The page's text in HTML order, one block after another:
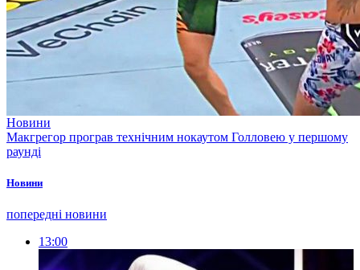
Новини
Макгрегор програв технічним нокаутом Голловею у першому
раунді
Новини
попередні новини
13:00